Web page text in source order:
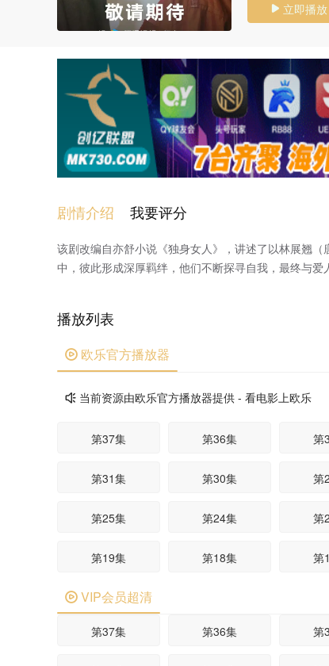
 立即播放
剧情介绍 我要评分
该剧改编自亦舒小说《独身女人》，讲述了以林展翘
中，彼此形成深厚羁绊，他们不断探寻自我，最终与爱
播放列表
 欧乐官方播放器
 当前资源由欧乐官方播放器提供 - 看电影上欧乐
第37集 第36集 第
第31集 第30集 第
第25集 第24集 第
第19集 第18集 第
第13集
第07集 第06集 第
 VIP会员超清
第37集 第36集 第